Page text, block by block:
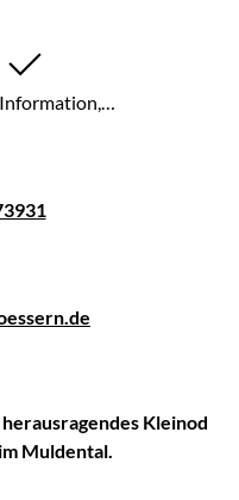
herausragendes Kleinod
Muldental.